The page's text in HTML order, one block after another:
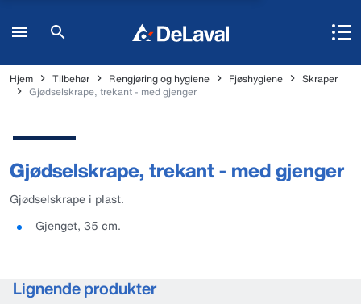
Hjem Tilbehør Rengjøring og hygiene Fjøshygiene
Skraper
Gjødselskrape, trekant - med gjenger
Gjødselskrape, trekant - med gjenger
Gjødselskrape i plast.
Gjenget, 35 cm.
Lignende produkter